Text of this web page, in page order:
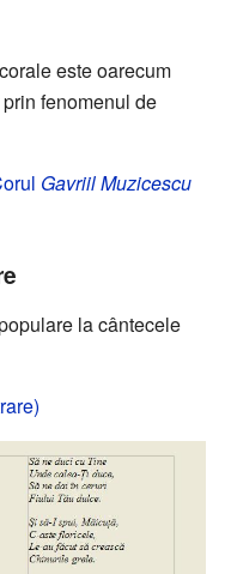
este oarecum
fenomenul de
Gavriil Muzicescu
la cântecele